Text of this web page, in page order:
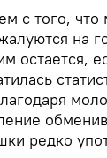
с того,
на
остается,
редко